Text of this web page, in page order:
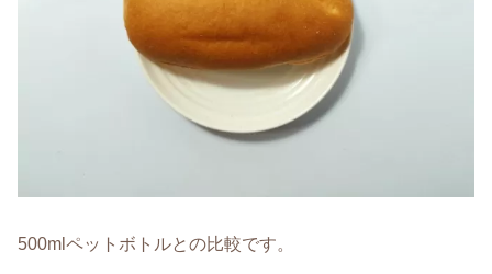
500mlペットボトルとの比較です。